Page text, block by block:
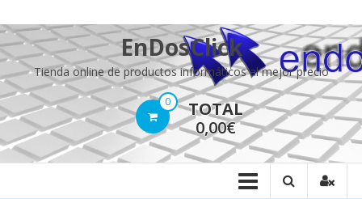
Saltar
contenido
EnDosClick
Tienda online de productos informáticos al mejor precio
0
TOTAL
0,00€